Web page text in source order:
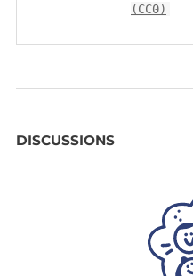
(CC0)
DISCUSSIONS